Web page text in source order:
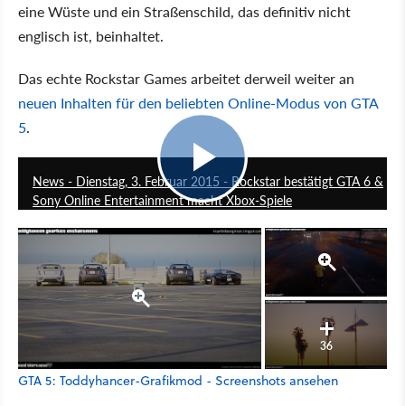
eine Wüste und ein Straßenschild, das definitiv nicht
englisch ist, beinhaltet.
Das echte Rockstar Games arbeitet derweil weiter an
neuen Inhalten für den beliebten Online-Modus von GTA
5.
News - Dienstag, 3. Februar 2015 - Rockstar bestätigt GTA 6 &
Sony Online Entertainment macht Xbox-Spiele
36
GTA 5: Toddyhancer-Grafikmod - Screenshots ansehen